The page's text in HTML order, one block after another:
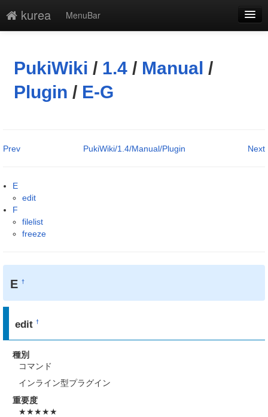
kurea
MenuBar
添付
凍結解除
PukiWiki / 1.4 / Manual /
Plugin / E-G
Prev Next
PukiWiki/1.4/Manual/Plugin
E
edit
F
filelist
freeze
E†
edit†
種別
コマンド
インライン型プラグイン
重要度
★★★★★